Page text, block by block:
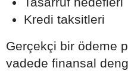
Kredi taksitleri
Gerçekçi bir ödeme
vadede finansal